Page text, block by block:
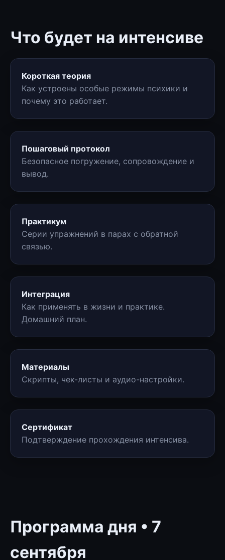
Что будет на интенсиве
Короткая теория
Как устроены особые режимы психики и
почему это работает.
Пошаговый протокол
Безопасное погружение, сопровождение и
вывод.
Практикум
Серии упражнений в парах с обратной
связью.
Интеграция
Как применять в жизни и практике.
Домашний план.
Материалы
Скрипты, чек-листы и аудио-настройки.
Сертификат
Подтверждение прохождения интенсива.
Программа дня • 7
сентября